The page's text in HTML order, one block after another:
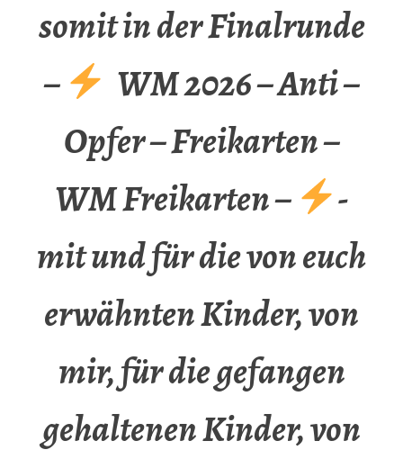
somit in der Finalrunde
–
WM 2026 – Anti –
Opfer – Freikarten –
WM Freikarten –
-
mit und für die von euch
erwähnten Kinder, von
mir, für die gefangen
gehaltenen Kinder, von